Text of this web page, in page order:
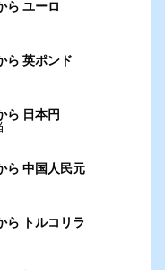
ユーロ
英ポンド
日本円
中国人民元
トルコリラ